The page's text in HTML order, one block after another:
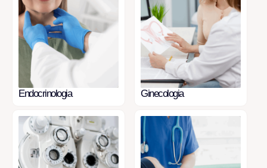
Endocrinologia Ginecologia